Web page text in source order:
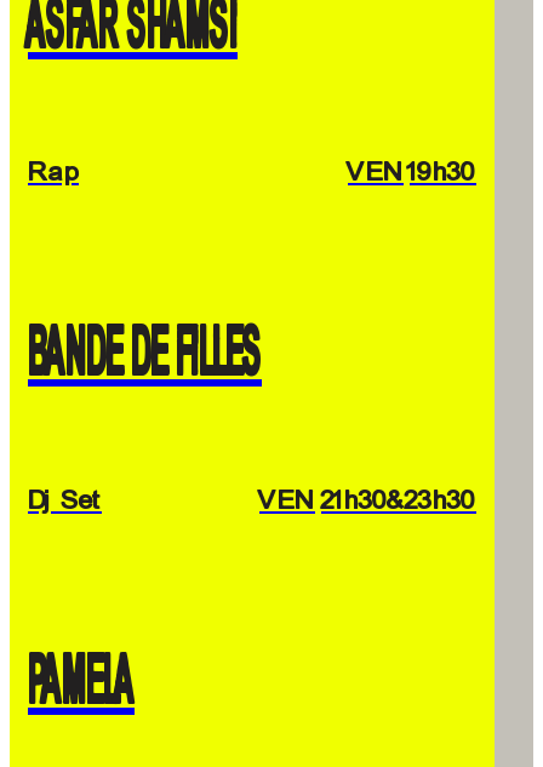
ASFAR SHAMSI
Rap VEN 19h30
BANDE DE FILLES
Dj Set VEN 21h30&23h30
PAMELA